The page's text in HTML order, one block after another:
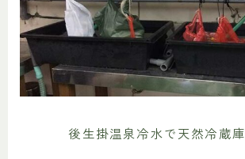
後生掛温泉冷水で天然冷蔵